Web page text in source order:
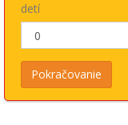
detí